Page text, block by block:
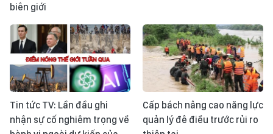
biên giới
Tin tức TV: Lần đầu ghi
nhận sự cố nghiêm trọng về
Cấp bách nâng cao năng lực
quản lý đê điều trước rủi ro